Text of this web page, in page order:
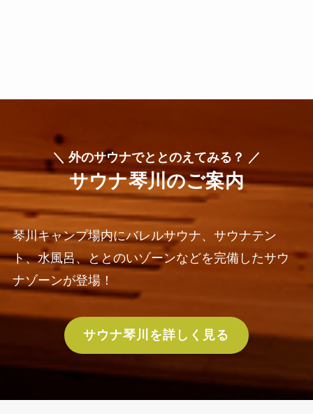
＼ 外のサウナでととのえてみる？ ／
サウナ琴川のご案内
琴川キャンプ場内にバレルサウナ、サウナテン
ト、水風呂、ととのいゾーンなどを完備したサウ
ナゾーンが登場！
サウナ琴川を詳しく見る